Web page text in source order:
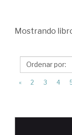
>
Sociología
de
cultura.
Mostrando
« 2 3 4